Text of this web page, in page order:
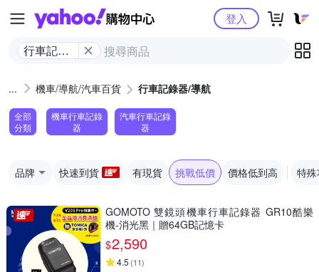
Yahoo購物中心
行車記錄
登入
機車/導航/汽車百貨 行車記錄器/導航
全部
分類
機車行車記錄
器
汽車行車記錄
器
品牌 快速到貨 有現貨 挑戰低價 價格低到高 特
GOMOTO 雙鏡頭機車行車記錄器 GR10酷樂
機-消光黑｜贈64GB記憶卡
$2,590
4.5 (11)